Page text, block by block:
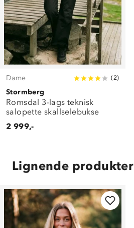
Dame (2)
Stormberg
Romsdal 3-lags teknisk
salopette skallselebukse
2 999,-
Lignende produkter